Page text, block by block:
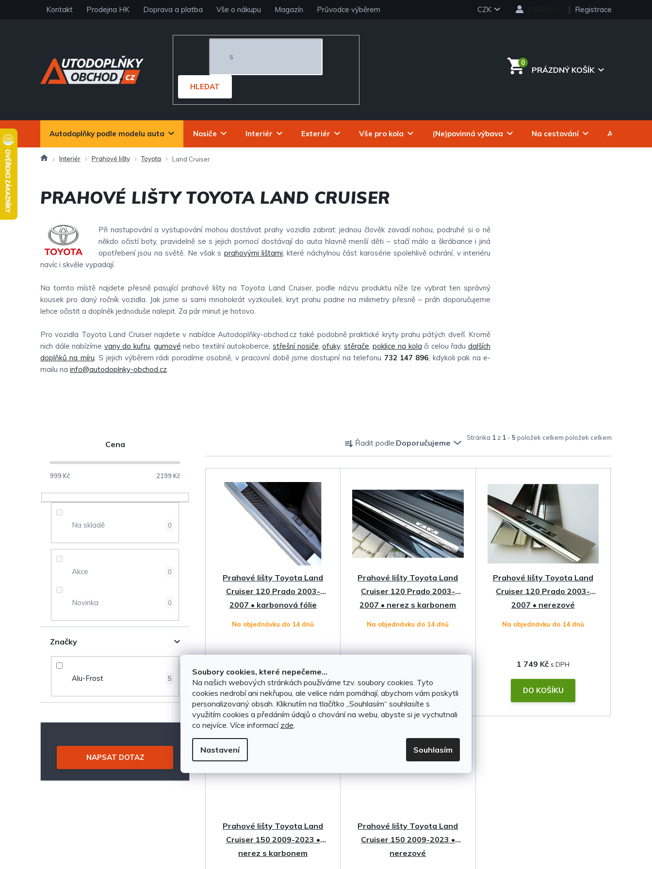
Soubory cookies, které nepečeme...
Na našich webových stránkách používáme tzv. soubory cookies. Tyto
cookies nedrobí ani nekřupou, ale velice nám pomáhají, abychom vám poskytli
personalizovaný obsah. Kliknutím na tlačítko ,,Souhlasím“ souhlasíte s
využitím cookies a předáním údajů o chování na webu, abyste si je vychutnali
co nejvíce. Více informací zde
Nastavení Souhlasím
Kontakt Prodejna HK Doprava a platba Vše o nákupu Magazín Průvodce výběrem CZK Registrace
HLEDAT
PRÁZDNÝ KOŠÍK
Autodoplňky podle modelu auta Nosiče Interiér Exteriér Vše pro kola (Ne)povinná výbava Na cestování
DomůInteriér Prahové lišty Toyota Land Cruiser
PRAHOVÉ LIŠTY TOYOTA LAND CRUISER
Při nastupování a vystupování mohou dostávat prahy vozidla zabrat: jednou člověk zavadí nohou, podruhé si o ně
někdo očistí boty, pravidelně se s jejich pomocí dostávají do auta hlavně menší děti – stačí málo a škrábance i jiná
opotřebení jsou na světě. Ne však s prahovými lištami, které náchylnou část karosérie spolehlivě ochrání, v interiéru
navíc i skvěle vypadají.
Na tomto místě najdete přesně pasující prahové lišty na Toyota Land Cruiser, podle názvu produktu níže lze vybrat ten správný
kousek pro daný ročník vozidla. Jak jsme si sami mnohokrát vyzkoušeli, kryt prahu padne na milimetry přesně – práh doporučujeme
lehce očistit a doplněk jednoduše nalepit. Za pár minut je hotovo.
Pro vozidla Toyota Land Cruiser najdete v nabídce Autodoplňky-obchod.cz také podobně praktické kryty prahu pátých dveří. Kromě
nich dále nabízíme vany do kufru, gumové nebo textilní autokoberce,střešní nosiče,ofuky, stěrače,poklice na kola či celou řadudalších
doplňků na míru. S jejich výběrem rádi poradíme osobně, v pracovní době jsme dostupní na telefonu 732 147 896, kdykoli pak na e-
mailu na info@autodoplnky-obchod.cz.
t
p
l
Cena
999 Kč 2199 Kč
Na skladě 0
Akce 0
Novinka 0
Značky
Alu-Frost 5
NAPSAT DOTAZ
Stránka 1 z 1 - 5 položek celkem
Ř
a
e
n
u
k
t
ů
Řadit podle:Doporučujeme
d
u
k
t
ů
Prahové lišty Toyota Land
Cruiser 120 Prado 2003-
2007 • karbonová fólie
Na objednávku do 14 dnů
DO KOŠÍKU
Prahové lišty Toyota Land
Cruiser 120 Prado 2003-
2007 • nerez s karbonem
Na objednávku do 14 dnů
DO KOŠÍKU
Prahové lišty Toyota Land
Cruiser 120 Prado 2003-
2007 • nerezové
Na objednávku do 14 dnů
1 749 Kč
DO KOŠÍKU
Prahové lišty Toyota Land
Cruiser 150 2009-2023 •
nerez s karbonem
Prahové lišty Toyota Land
Cruiser 150 2009-2023 •
nerezové